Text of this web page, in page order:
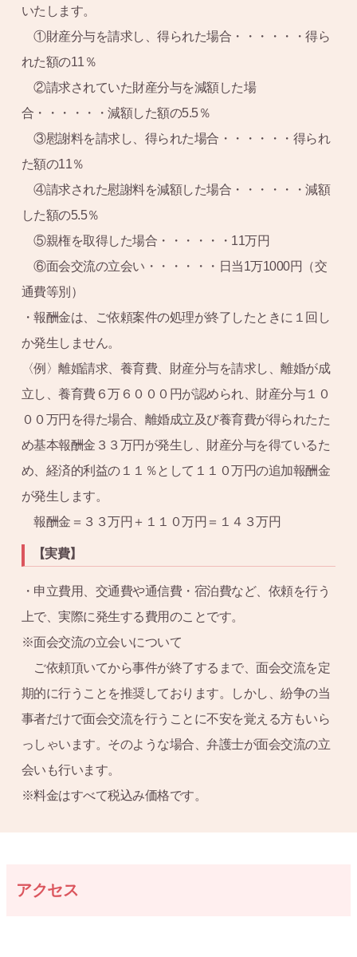
いたします。
①財産分与を請求し、得られた場合・・・・・・得ら
れた額の11％
②請求されていた財産分与を減額した場
合・・・・・・減額した額の5.5％
③慰謝料を請求し、得られた場合・・・・・・得られ
た額の11％
④請求された慰謝料を減額した場合・・・・・・減額
した額の5.5％
⑤親権を取得した場合・・・・・・11万円
⑥面会交流の立会い・・・・・・日当1万1000円（交
通費等別）
・報酬金は、ご依頼案件の処理が終了したときに１回し
か発生しません。
〈例〉離婚請求、養育費、財産分与を請求し、離婚が成
立し、養育費６万６０００円が認められ、財産分与１０
００万円を得た場合、離婚成立及び養育費が得られたた
め基本報酬金３３万円が発生し、財産分与を得ているた
め、経済的利益の１１％として１１０万円の追加報酬金
が発生します。
報酬金＝３３万円＋１１０万円＝１４３万円
【実費】
・申立費用、交通費や通信費・宿泊費など、依頼を行う
上で、実際に発生する費用のことです。
※面会交流の立会いについて
ご依頼頂いてから事件が終了するまで、面会交流を定
期的に行うことを推奨しております。しかし、紛争の当
事者だけで面会交流を行うことに不安を覚える方もいら
っしゃいます。そのような場合、弁護士が面会交流の立
会いも行います。
※料金はすべて税込み価格です。
アクセス